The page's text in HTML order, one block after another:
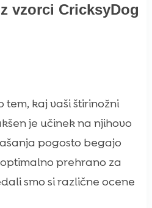
vzorci CricksyDog
tem, kaj vaši štirinožni
je učinek na njihovo
pogosto begajo
prehrano za
smo si različne ocene